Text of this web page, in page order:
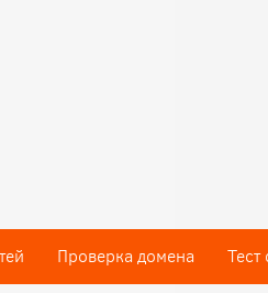
Проверка домена Тест